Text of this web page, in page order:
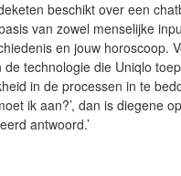
beschikt over een
van zowel menselijke
en jouw horoscoop.
de technologie die Uniqlo
in de processen in te
ik aan?’, dan is diegene
antwoord.’